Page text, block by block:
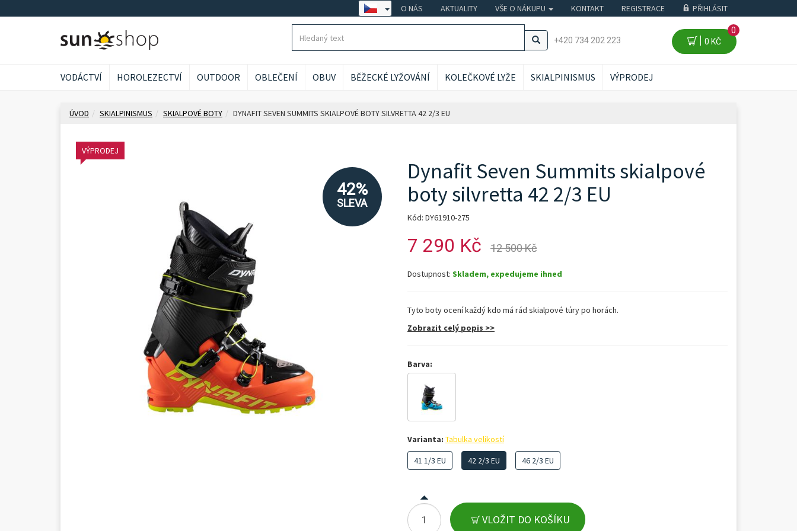
O NÁS AKTUALITY VŠE O NÁKUPU KONTAKT REGISTRACE PŘIHLÁSIT
+420 734 202 223 0 KČ
0
VODÁCTVÍ HOROLEZECTVÍ OUTDOOR OBLEČENÍ OBUV BĚŽECKÉ LYŽOVÁNÍ KOLEČKOVÉ LYŽE SKIALPINISMUS VÝPRODEJ
ÚVOD SKIALPINISMUS SKIALPOVÉ BOTY DYNAFIT SEVEN SUMMITS SKIALPOVÉ BOTY SILVRETTA 42 2/3 EU
VÝPRODEJ
42%
SLEVA
Dynafit Seven Summits skialpové
boty silvretta 42 2/3 EU
Kód: DY61910-275
7 290 Kč 12 500 Kč
Dostupnost: Skladem, expedujeme ihned
Tyto boty ocení každý kdo má rád skialpové túry po horách.
Zobrazit celý popis >>
Barva:
Varianta: Tabulka velikostí
41 1/3 EU
42 2/3 EU 46 2/3 EU
VLOŽIT DO KOŠÍKU